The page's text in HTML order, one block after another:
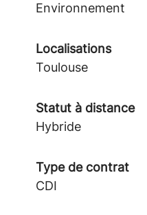
Environnement
Localisations
Toulouse
Statut à distance
Hybride
Type de contrat
CDI